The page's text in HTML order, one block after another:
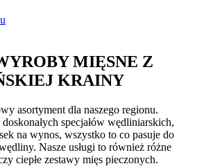
MIĘSNE Z
KRAINY
asortyment dla naszego regionu.
specjałów wędliniarskich,
na wynos, wszystko to co pasuje do
Nasze usługi to również różne
ciepłe zestawy mięs pieczonych.